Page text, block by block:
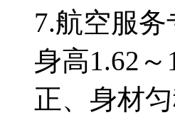
7.航空服
身高1.62
正、身材